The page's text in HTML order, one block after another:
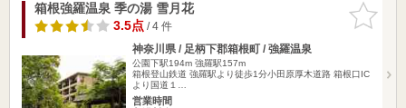
お気に入
りに追加
箱根強羅温泉 季の湯 雪月花
3.5点/ 4 件
神奈川県 / 足柄下郡箱根町 / 強羅温泉
公園下駅194m 強羅駅157m
箱根登山鉄道 強羅駅より徒歩1分小田原厚木道路 箱根口IC
より国道１…
営業時間